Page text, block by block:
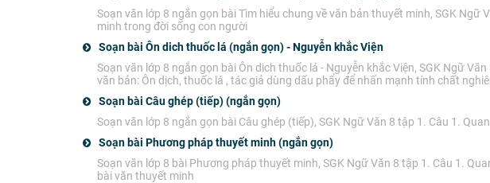
Soạn văn lớp 8 ngắn gọn bài Tìm hiểu chung về văn bản thuyết minh, SGK Ngữ
minh trong đời sống con người
Soạn bài Ôn dich thuốc lá (ngắn gọn) - Nguyễn khắc Viện
Soạn văn lớp 8 ngắn gọn bài Ôn dich thuốc lá - Nguyễn khắc Viện, SGK Ngữ
văn bản: Ôn dịch, thuốc lá , tác giả dùng dấu phẩy để nhấn mạnh tính chất
Soạn bài Câu ghép (tiếp) (ngắn gọn)
Soạn văn lớp 8 ngắn gọn bài Câu ghép (tiếp), SGK Ngữ Văn 8 tập 1. Câu 1.
Soạn bài Phương pháp thuyết minh (ngắn gọn)
Soạn văn lớp 8 bài Phương pháp thuyết minh, SGK Ngữ Văn 8 tập 1. Câu 1.
bài văn thuyết minh